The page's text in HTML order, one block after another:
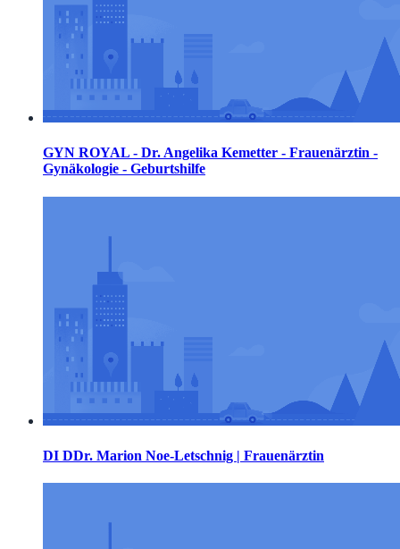
GYN ROYAL - Dr. Angelika Kemetter - Frauenärztin -
Gynäkologie - Geburtshilfe
DI DDr. Marion Noe-Letschnig | Frauenärztin